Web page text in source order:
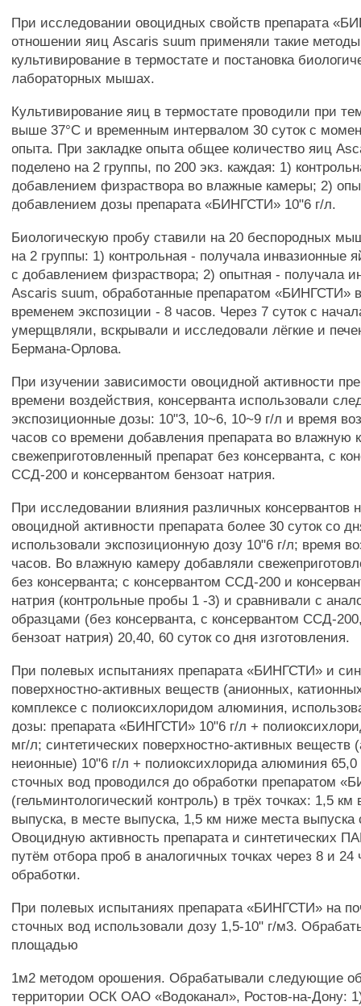
При исследовании овоцидных свойств препарата
отношении яиц Ascaris suum применяли такие
культивирование в термостате и постановка
лабораторных мышах.
Культивирование яиц в термостате проводили при
выше 37°С и временным интервалом 30 суток с
опыта. При закладке опыта общее количество яиц
поделено на 2 группы, по 200 экз. каждая: 1)
добавлением физраствора во влажные камеры; 2)
добавлением дозы препарата «БИНГСТИ» 10"6 г/л.
Биологическую пробу ставили на 20 беспородных
на 2 группы: 1) контрольная - получала инвазионные
с добавлением физраствора; 2) опытная - получала
Ascaris suum, обработанные препаратом «БИНГСТИ»
временем экспозиции - 8 часов. Через 7 суток с
умерщвляли, вскрывали и исследовали лёгкие и
Бермана-Орлова.
При изучении зависимости овоцидной активности
времени воздействия, консерванта использовали
экспозиционные дозы: 10"3, 10~6, 10~9 г/л и время
часов со времени добавления препарата во влажную
свежеприготовленный препарат без консерванта, с
ССД-200 и консервантом бензоат натрия.
При исследовании влияния различных консервантов
овоцидной активности препарата более 30 суток со
использовали экспозиционную дозу 10"6 г/л; время
часов. Во влажную камеру добавляли
без консерванта; с консервантом ССД-200 и
натрия (контрольные пробы 1 -3) и сравнивали с
образцами (без консерванта, с консервантом ССД-
бензоат натрия) 20,40, 60 суток со дня изготовления.
При полевых испытаниях препарата «БИНГСТИ» и
поверхностно-активных веществ (анионных,
комплексе с полиоксихлоридом алюминия,
дозы: препарата «БИНГСТИ» 10"6 г/л +
мг/л; синтетических поверхностно-активных веществ
неионные) 10"6 г/л + полиоксихлорида алюминия
сточных вод проводился до обработки препаратом
(гельминтологический контроль) в трёх точках: 1,5
выпуска, в месте выпуска, 1,5 км ниже места выпуска
Овоцидную активность препарата и синтетических
путём отбора проб в аналогичных точках через 8 и
обработки.
При полевых испытаниях препарата «БИНГСТИ» на
сточных вод использовали дозу 1,5-10" г/м3.
площадью
1м2 методом орошения. Обрабатывали следующие
территории ОСК ОАО «Водоканал», Ростов-на-Дону: